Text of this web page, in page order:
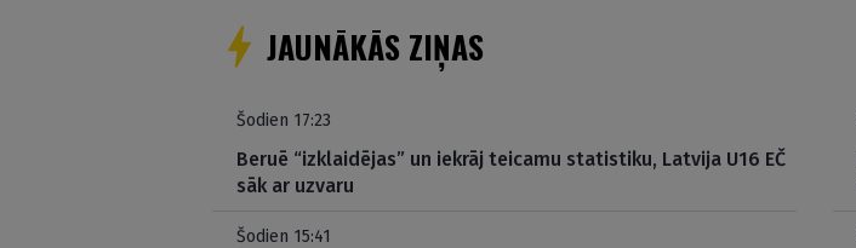
JAUNĀKĀS ZIŅAS
Šodien 17:23
Beruē “izklaidējas” un iekrāj teicamu statistiku, Latvija U16 EČ
sāk ar uzvaru
Šodien 15:41